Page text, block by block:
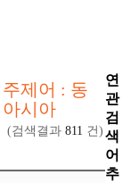
주제어 : 동
아시아
(검색결과 811 건)
연
관
검
색
어
추